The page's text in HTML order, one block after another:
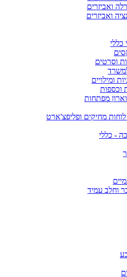
ואביזרים
ואביזרים
כללי
וסרטים
ומילויים
וכספות
מפתחות
מחיקים ופליפצ'ארט
- כללי
וחלב עמיד